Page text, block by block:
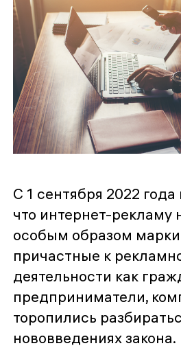
С 1 сентября 2022
что интернет-рекламу
особым образом
причастные к
деятельности как
предприниматели,
торопились
нововведениях закона.